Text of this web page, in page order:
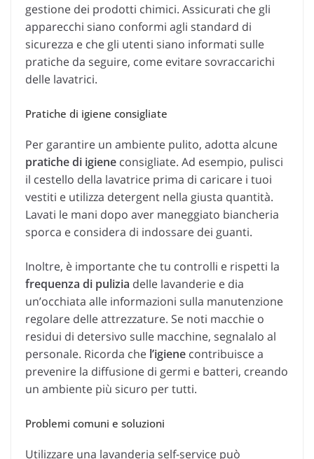
gestione dei prodotti chimici. Assicurati che gli
apparecchi siano conformi agli standard di
sicurezza e che gli utenti siano informati sulle
pratiche da seguire, come evitare sovraccarichi
delle lavatrici.
Pratiche di igiene consigliate
Per garantire un ambiente pulito, adotta alcune
pratiche di igiene consigliate. Ad esempio, pulisci
il cestello della lavatrice prima di caricare i tuoi
vestiti e utilizza detergent nella giusta quantità.
Lavati le mani dopo aver maneggiato biancheria
sporca e considera di indossare dei guanti.
Inoltre, è importante che tu controlli e rispetti la
frequenza di pulizia delle lavanderie e dia
un’occhiata alle informazioni sulla manutenzione
regolare delle attrezzature. Se noti macchie o
residui di detersivo sulle macchine, segnalalo al
personale. Ricorda che l’igiene contribuisce a
prevenire la diffusione di germi e batteri, creando
un ambiente più sicuro per tutti.
Problemi comuni e soluzioni
Utilizzare una lavanderia self-service può